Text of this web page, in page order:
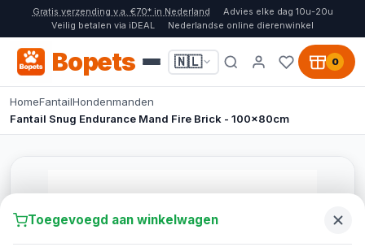
Gratis verzending v.a. €70* in Nederland
Advies elke dag 10u-20u
Veilig betalen via iDEAL
Nederlandse online dierenwinkel
Bopets 🇳🇱 0
HomeFantailHondenmanden
Fantail Snug Endurance Mand Fire Brick - 100x80cm
Toegevoegd aan winkelwagen